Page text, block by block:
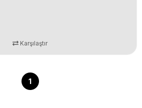
Karşılaştır
1